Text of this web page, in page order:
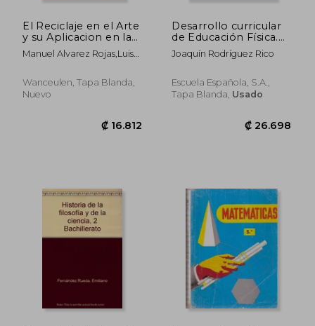
El Reciclaje en el Arte
y su Aplicacion en la
Educacion Secundari
a Obligatoria
Manuel Alvarez Rojas,Luis
Wanceulen, Tapa Blanda,
Nuevo
Desarrollo curricular
de Educación Física.
Primer ciclo de
Educación Primaria 6-
Joaquín Rodríguez Rico
Escuela Española, S.A.,
Tapa Blanda, Usado
₡